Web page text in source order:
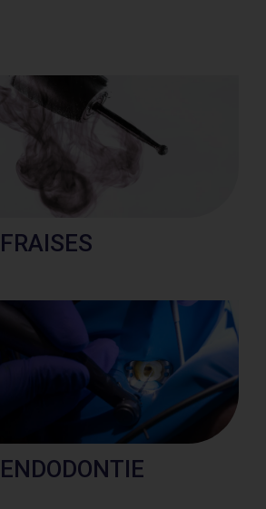
FRAISES
ENDODONTIE